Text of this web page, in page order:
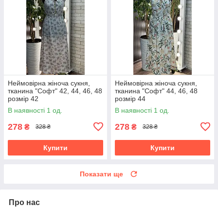
Неймовірна жіноча сукня,
тканина "Софт" 42, 44, 46, 48
розмір 42
В наявності 1 од.
278 ₴ 328 ₴
Купити
Неймовірна жіноча сукня,
тканина "Софт" 44, 46, 48
розмір 44
В наявності 1 од.
278 ₴ 328 ₴
Купити
Показати ще
Про нас